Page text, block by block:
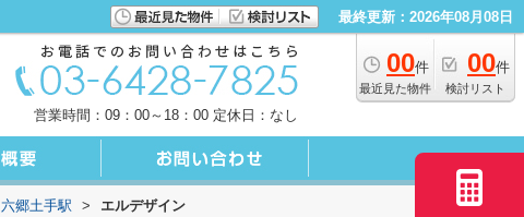
最終更新：2026年08月08日
00件
最近見た物件
00件
検討リスト
営業時間：09：00～18：00 定休日：なし
六郷土手駅 > エルデザイン